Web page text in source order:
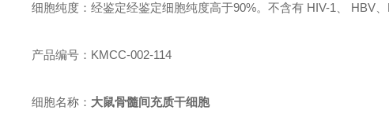
细胞纯度：经鉴定经鉴定细胞纯度高于90%。不含有 HIV-1、 HBV
产品编号：KMCC-002-114
细胞名称： 大鼠骨髓间充质干细胞